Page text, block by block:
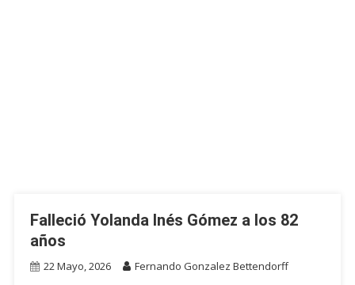
Falleció Yolanda Inés Gómez a los 82
años
22 Mayo, 2026 Fernando Gonzalez Bettendorff